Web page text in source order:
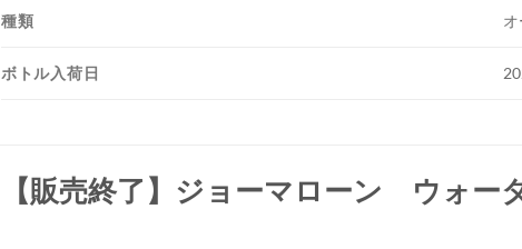
種類
ボトル入荷日
【販売終了】ジョーマローン ウォー